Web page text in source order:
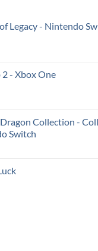
Legacy - Nintendo
2 - Xbox One
Collection -
Switch